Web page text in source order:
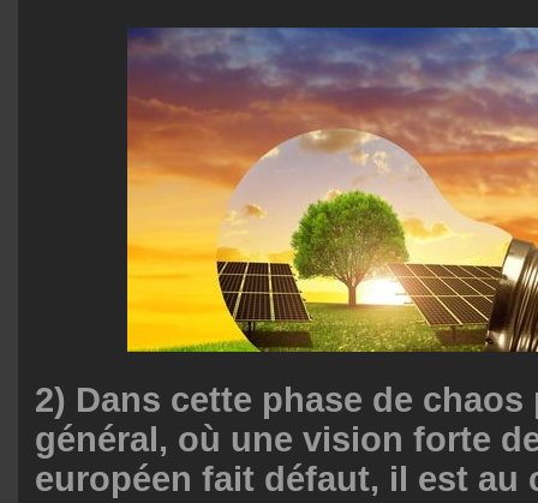
2) Dans cette phase de
général, où une vision forte
européen fait défaut, il est au